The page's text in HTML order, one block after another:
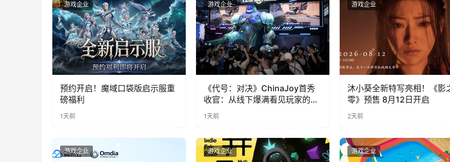
游戏企业
预约开启！魔域口袋版启示服重
磅福利
1天前
游戏企业
《代号：对决》ChinaJoy首秀
收官：从线下爆满看见玩家的真
实期待
1天前
游戏企业
沐小葵全新特写亮相！《影
零》预售 8月12日开启
2天前
游戏企业 游戏企业 游戏企业